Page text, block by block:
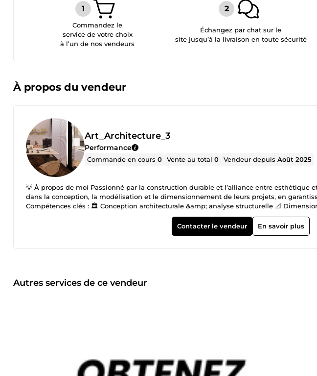
Commandez le
service de votre choix
à l’un de nos vendeurs
Échangez par chat sur le
site jusqu’à la livraison en toute sécurité
À propos du vendeur
Art_Architecture_3
Performance
Commande en cours0 Vente au total0 Vendeur depuisAoût 2025
💡 À propos de moi Passionné par la construction durable et l’alliance entre esthétique
dans la conception, la modélisation et le dimensionnement de leurs projets, en
Compétences clés : 🏛️ Conception architecturale &amp; analyse structurelle 📐
Excel) 📊 Devis quantitatifs &amp; estimatifs précis 🎨 Aménagement &amp; décoration
de l’idée à la réalisation 💻 Logiciels : AutoCAD, Revit, ArchiCAD, Lumion, Photoshop,
construction écologique 📌 Mon savoir-faire ✔ Dimensionnement fiable pour des
Contacter le vendeur En savoir plus
Autres services de ce vendeur